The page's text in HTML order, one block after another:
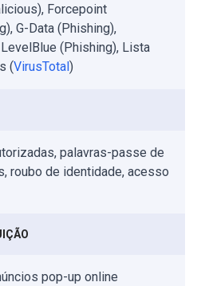
Forcepoint
G-Data (Phishing),
(Phishing), Lista
(VirusTotal)
palavras-passe de
roubo de identidade, acesso
pop-up online